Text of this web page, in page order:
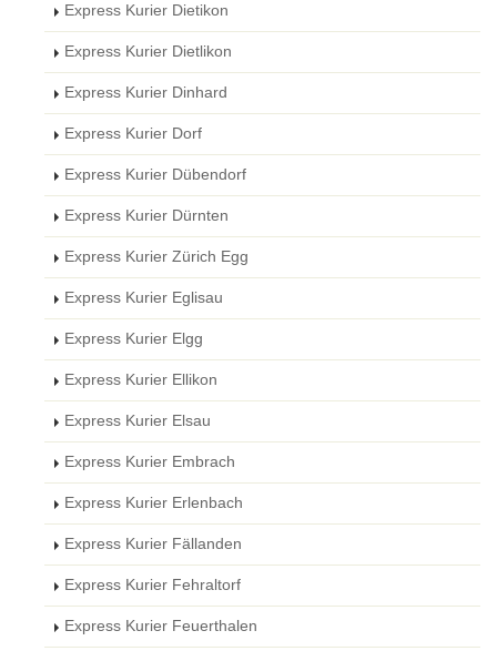
Express Kurier Dietikon
Express Kurier Dietlikon
Express Kurier Dinhard
Express Kurier Dorf
Express Kurier Dübendorf
Express Kurier Dürnten
Express Kurier Zürich Egg
Express Kurier Eglisau
Express Kurier Elgg
Express Kurier Ellikon
Express Kurier Elsau
Express Kurier Embrach
Express Kurier Erlenbach
Express Kurier Fällanden
Express Kurier Fehraltorf
Express Kurier Feuerthalen